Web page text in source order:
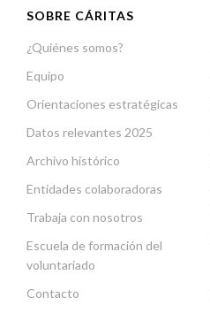
SOBRE CÁRITAS
¿Quiénes somos?
Equipo
Orientaciones estratégicas
Datos relevantes 2025
Archivo histórico
Entidades colaboradoras
Trabaja con nosotros
Escuela de formación del
voluntariado
Contacto